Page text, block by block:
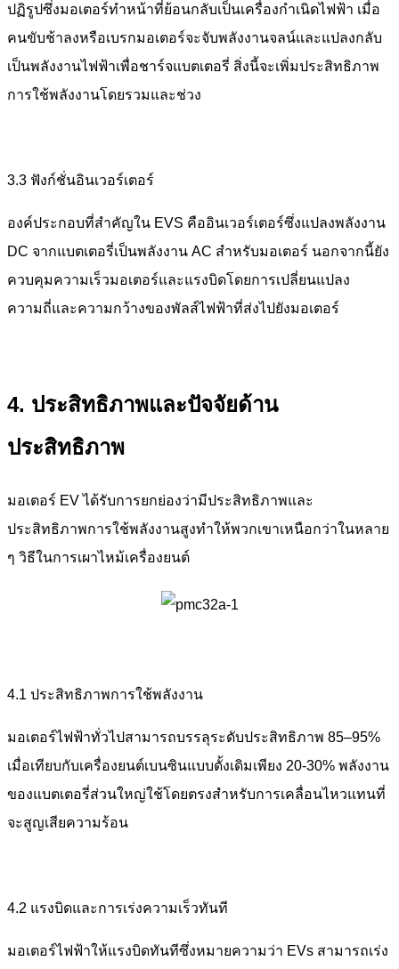
ปฏิรูปซึ่งมอเตอร์ทำหน้าที่ย้อนกลับเป็นเครื่องกำเนิดไฟฟ้า เมื่อ
คนขับช้าลงหรือเบรกมอเตอร์จะจับพลังงานจลน์และแปลงกลับ
เป็นพลังงานไฟฟ้าเพื่อชาร์จแบตเตอรี่ สิ่งนี้จะเพิ่มประสิทธิภาพ
การใช้พลังงานโดยรวมและช่วง
3.3 ฟังก์ชั่นอินเวอร์เตอร์
องค์ประกอบที่สำคัญใน EVS คืออินเวอร์เตอร์ซึ่งแปลงพลังงาน
DC จากแบตเตอรี่เป็นพลังงาน AC สำหรับมอเตอร์ นอกจากนี้ยัง
ควบคุมความเร็วมอเตอร์และแรงบิดโดยการเปลี่ยนแปลง
ความถี่และความกว้างของพัลส์ไฟฟ้าที่ส่งไปยังมอเตอร์
4. ประสิทธิภาพและปัจจัยด้าน
ประสิทธิภาพ
มอเตอร์ EV ได้รับการยกย่องว่ามีประสิทธิภาพและ
ประสิทธิภาพการใช้พลังงานสูงทำให้พวกเขาเหนือกว่าในหลาย
ๆ วิธีในการเผาไหม้เครื่องยนต์
4.1 ประสิทธิภาพการใช้พลังงาน
มอเตอร์ไฟฟ้าทั่วไปสามารถบรรลุระดับประสิทธิภาพ 85–95%
เมื่อเทียบกับเครื่องยนต์เบนซินแบบดั้งเดิมเพียง 20-30% พลังงาน
ของแบตเตอรี่ส่วนใหญ่ใช้โดยตรงสำหรับการเคลื่อนไหวแทนที่
จะสูญเสียความร้อน
4.2 แรงบิดและการเร่งความเร็วทันที
มอเตอร์ไฟฟ้าให้แรงบิดทันทีซึ่งหมายความว่า EVs สามารถเร่ง